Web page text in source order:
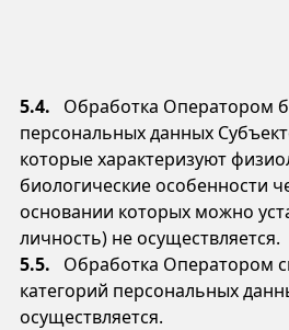
5.4. Обработка Оператором
персональных данных
которые характеризуют
биологические особенности
основании которых можно
личность) не осуществляется.
5.5. Обработка Оператором
категорий персональных
осуществляется.